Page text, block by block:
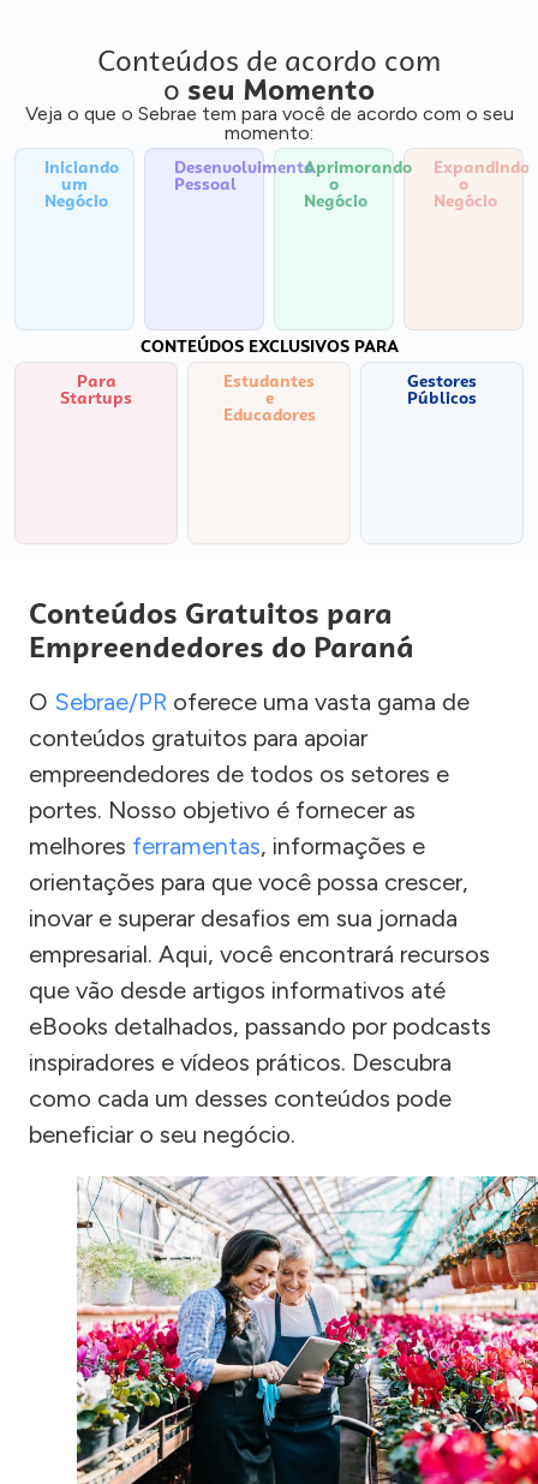
Conteúdos de acordo com
o seu Momento
Veja o que o Sebrae tem para você de acordo com o seu
momento:
Iniciando
um
Negócio
Desenvolvimento
Pessoal
Aprimorando
o
Negócio
Expandindo
o
Negócio
CONTEÚDOS EXCLUSIVOS PARA
Para
Startups
Estudantes
e
Educadores
Gestores
Públicos
Conteúdos Gratuitos para
Empreendedores do Paraná
O Sebrae/PR oferece uma vasta gama de
conteúdos gratuitos para apoiar
empreendedores de todos os setores e
portes. Nosso objetivo é fornecer as
melhores ferramentas, informações e
orientações para que você possa crescer,
inovar e superar desafios em sua jornada
empresarial. Aqui, você encontrará recursos
que vão desde artigos informativos até
eBooks detalhados, passando por podcasts
inspiradores e vídeos práticos. Descubra
como cada um desses conteúdos pode
beneficiar o seu negócio.